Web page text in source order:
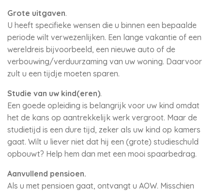
Grote uitgaven.
U heeft specifieke wensen die u binnen een bepaalde
periode wilt verwezenlijken. Een lange vakantie of een
wereldreis bijvoorbeeld, een nieuwe auto of de
verbouwing/verduurzaming van uw woning. Daarvoor
zult u een tijdje moeten sparen.
Studie van uw kind(eren).
Een goede opleiding is belangrijk voor uw kind omdat
het de kans op aantrekkelijk werk vergroot. Maar de
studietijd is een dure tijd, zeker als uw kind op kamers
gaat. Wilt u liever niet dat hij een (grote) studieschuld
opbouwt? Help hem dan met een mooi spaarbedrag.
Aanvullend pensioen.
Als u met pensioen gaat, ontvangt u AOW. Misschien